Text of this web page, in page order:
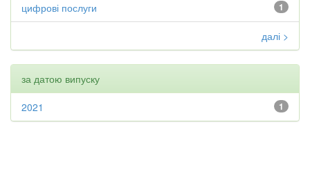
1
цифрові послуги
далі >
за датою випуску
1
2021